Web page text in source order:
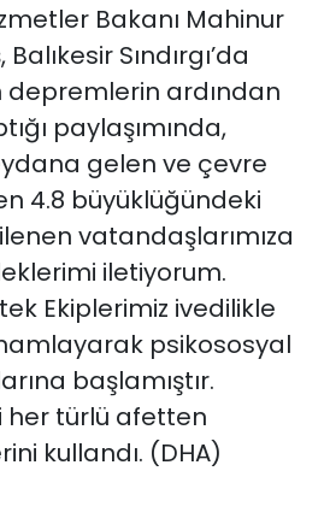
Bakanı Mahinur
Sındırgı’da
ardından
paylaşımında,
gelen ve çevre
4.8 büyüklüğündeki
vatandaşlarımıza
iletiyorum.
Ekiplerimiz ivedilikle
psikososyal
başlamıştır.
her türlü afetten
kullandı. (DHA)